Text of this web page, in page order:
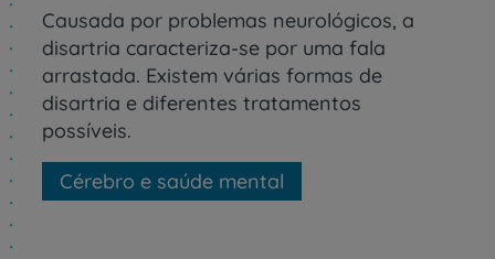
Causada por problemas neurológicos, a
disartria caracteriza-se por uma fala
arrastada. Existem várias formas de
disartria e diferentes tratamentos
possíveis.
Cérebro e saúde mental